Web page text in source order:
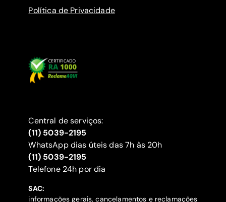
Política de Privacidade
Central de serviços:
(11) 5039-2195
WhatsApp dias úteis das 7h às 20h
(11) 5039-2195
‍Telefone 24h por dia
SAC:
informações gerais, cancelamentos e reclamações